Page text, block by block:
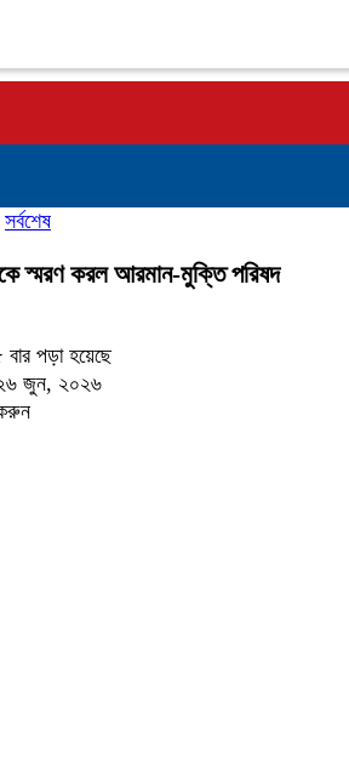
সর্বশেষ
স্মরণ করল আরমান-মুক্তি পরিষদ
পড়া হয়েছে
জুন, ২০২৬